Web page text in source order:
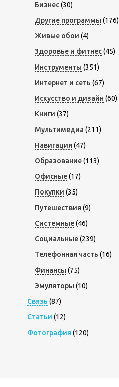
Бизнес(30)
Другие программы (176)
Живые обои (4)
Здоровье и фитнес(45)
Инструменты (351)
Интернет и сеть (67)
Искусство и дизайн (60)
Книги (37)
Мультимедиа (211)
Навигация (47)
Образование(113)
Офисные(17)
Покупки (35)
Путешествия (9)
Системные(46)
Социальные(239)
Телефонная часть (16)
Финансы (75)
Эмуляторы (10)
Связь (87)
Статьи (12)
Фотография (120)